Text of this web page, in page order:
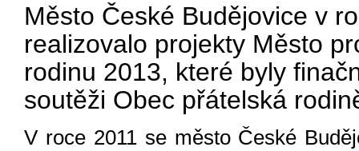
Město České Budějovice v
realizovalo projekty Město
rodinu 2013, které byly
soutěži Obec přátelská
V roce 2011 se město České